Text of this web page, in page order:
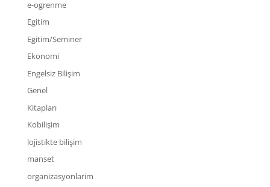
e-ogrenme
Egitim
Egitim/Seminer
Ekonomi
Engelsiz Bilişim
Genel
Kitapları
Kobilişim
lojistikte bilişim
manset
organizasyonlarim